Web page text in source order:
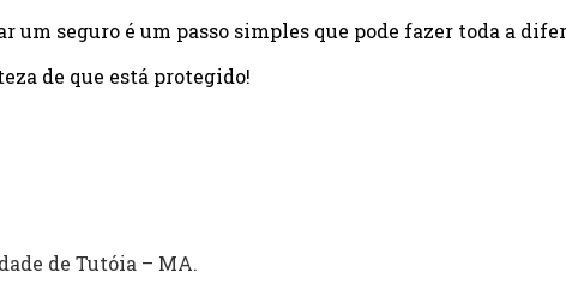
um seguro é um passo simples que pode fazer toda a
de que está protegido!
de Tutóia – MA.